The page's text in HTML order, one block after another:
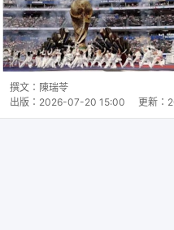
撰文： 陳瑞苓
出版： 2026-07-20 15:00 更新：